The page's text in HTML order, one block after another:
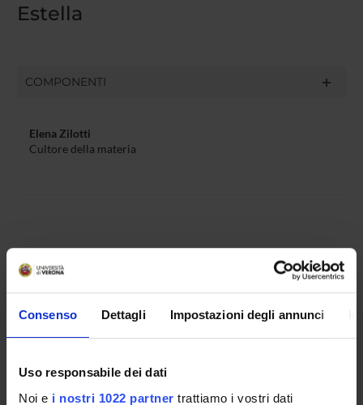
Consenso Dettagli Impostazioni degli annunci
Uso responsabile dei dati
Noi e i nostri 1022 partner trattiamo i vostri dati
Estella
COMPONENTI
Elena Zilotti
Cultore della materia
ATTIVITÀ
GRUPPI DI RICERCA
SEZIONI